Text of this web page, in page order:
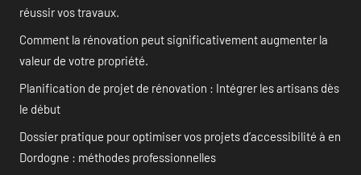
réussir vos travaux.
Comment la rénovation peut significativement augmenter la
valeur de votre propriété.
Planification de projet de rénovation : Intégrer les artisans dès
le début
Dossier pratique pour optimiser vos projets d’accessibilité à en
Dordogne : méthodes professionnelles